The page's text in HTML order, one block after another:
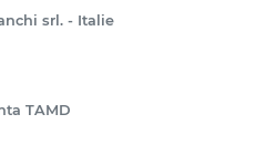
srl. - Italie
TAMD